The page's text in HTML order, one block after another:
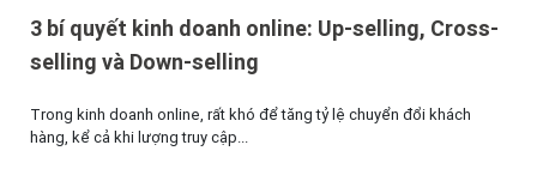
3 bí quyết kinh doanh online: Up-selling, Cross-
selling và Down-selling
Trong kinh doanh online, rất khó để tăng tỷ lệ chuyển đổi khách
hàng, kể cả khi lượng truy cập...